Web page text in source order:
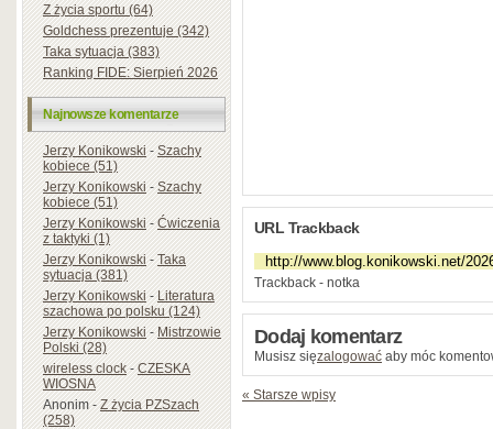
Z życia sportu (64)
Goldchess prezentuje (342)
Taka sytuacja (383)
Ranking FIDE: Sierpień 2026
Najnowsze komentarze
Jerzy Konikowski-Szachy
kobiece (51)
Jerzy Konikowski-Szachy
kobiece (51)
Jerzy Konikowski-Ćwiczenia
z taktyki (1)
Jerzy Konikowski-Taka
sytuacja (381)
Jerzy Konikowski-Literatura
szachowa po polsku (124)
Jerzy Konikowski-Mistrzowie
Polski (28)
wireless clock-CZESKA
WIOSNA
Anonim-Z życia PZSzach
(258)
URL Trackback
Trackback - notka
Dodaj komentarz
Musisz sięzalogować aby móc
« Starsze wpisy